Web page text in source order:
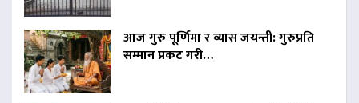
आज गुरु पूर्णिमा र व्यास जयन्ती: गुरुप्रति
सम्मान प्रकट गरी…